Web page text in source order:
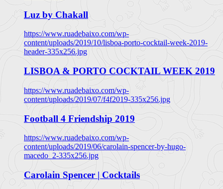
Luz by Chakall
https://www.ruadebaixo.com/wp-
content/uploads/2019/10/lisboa-porto-cocktail-week-2019-
header-335x256.jpg
LISBOA & PORTO COCKTAIL WEEK 2019
https://www.ruadebaixo.com/wp-
content/uploads/2019/07/f4f2019-335x256.jpg
Football 4 Friendship 2019
https://www.ruadebaixo.com/wp-
content/uploads/2019/06/carolain-spencer-by-hugo-
macedo_2-335x256.jpg
Carolain Spencer | Cocktails